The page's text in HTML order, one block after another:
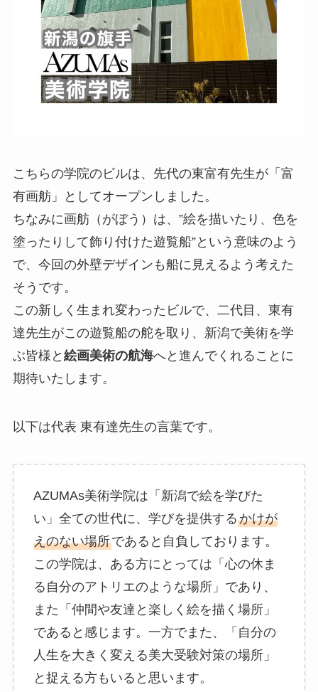
こちらの学院のビルは、先代の東富有先生が「富
有画舫」としてオープンしました。
ちなみに画舫（がぼう）は、”絵を描いたり、色を
塗ったりして飾り付けた遊覧船”という意味のよう
で、今回の外壁デザインも船に見えるよう考えた
そうです。
この新しく生まれ変わったビルで、二代目、東有
達先生がこの遊覧船の舵を取り、新潟で美術を学
ぶ皆様と 絵画美術の航海へと進んでくれることに
期待いたします。
以下は代表 東有達先生の言葉です。
AZUMAs美術学院は「新潟で絵を学びた
い」全ての世代に、学びを提供するかけが
えのない場所であると自負しております。
この学院は、ある方にとっては「心の休ま
る自分のアトリエのような場所」であり、
また「仲間や友達と楽しく絵を描く場所」
であると感じます。一方でまた、「自分の
人生を大きく変える美大受験対策の場所」
と捉える方もいると思います。